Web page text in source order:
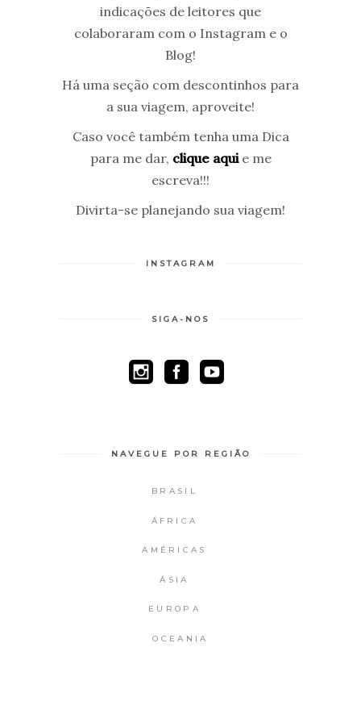
indicações de leitores que
colaboraram com o Instagram e o
Blog!
Há uma seção com descontinhos para
a sua viagem, aproveite!
Caso você também tenha uma Dica
para me dar, clique aquie me
escreva!!!
Divirta-se planejando sua viagem!
INSTAGRAM
SIGA-NOS
NAVEGUE POR REGIÃO
BRASIL
ÁFRICA
AMÉRICAS
ÁSIA
EUROPA
OCEANIA